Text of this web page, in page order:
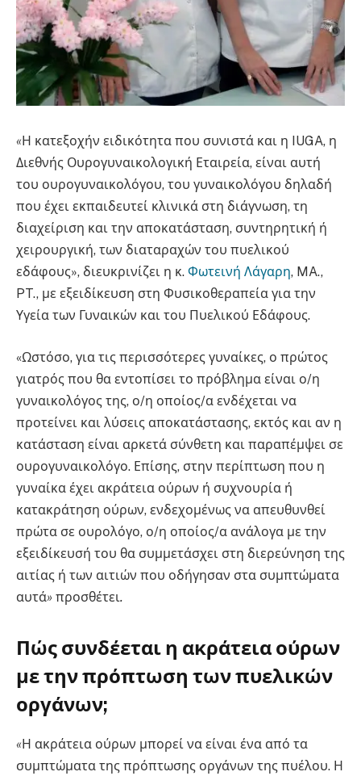
«Η κατεξοχήν ειδικότητα που συνιστά και η IUGA, η
Διεθνής Ουρογυναικολογική Εταιρεία, είναι αυτή
του ουρογυναικολόγου, του γυναικολόγου δηλαδή
που έχει εκπαιδευτεί κλινικά στη διάγνωση, τη
διαχείριση και την αποκατάσταση, συντηρητική ή
χειρουργική, των διαταραχών του πυελικού
εδάφους», διευκρινίζει η κ. Φωτεινή Λάγαρη, MA.,
PT., με εξειδίκευση στη Φυσικοθεραπεία για την
Υγεία των Γυναικών και του Πυελικού Εδάφους.
«Ωστόσο, για τις περισσότερες γυναίκες, ο πρώτος
γιατρός που θα εντοπίσει το πρόβλημα είναι ο/η
γυναικολόγος της, ο/η οποίος/α ενδέχεται να
προτείνει και λύσεις αποκατάστασης, εκτός και αν η
κατάσταση είναι αρκετά σύνθετη και παραπέμψει σε
ουρογυναικολόγο. Επίσης, στην περίπτωση που η
γυναίκα έχει ακράτεια ούρων ή συχνουρία ή
κατακράτηση ούρων, ενδεχομένως να απευθυνθεί
πρώτα σε ουρολόγο, ο/η οποίος/α ανάλογα με την
εξειδίκευσή του θα συμμετάσχει στη διερεύνηση της
αιτίας ή των αιτιών που οδήγησαν στα συμπτώματα
αυτά» προσθέτει.
Πώς συνδέεται η ακράτεια ούρων
με την πρόπτωση των πυελικών
οργάνων;
«Η ακράτεια ούρων μπορεί να είναι ένα από τα
συμπτώματα της πρόπτωσης οργάνων της πυέλου. Η